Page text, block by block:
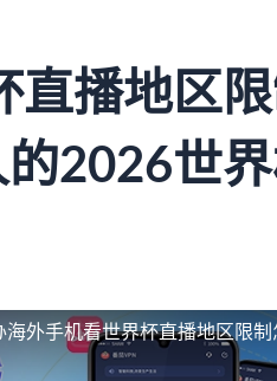
直播地区
2026世
海外手机看世界杯直播地区限